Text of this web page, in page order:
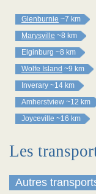
Glenburnie ~7 km
Marysville ~8 km
Elginburg ~8 km
Wolfe Island ~9 km
Inverary ~14 km
Amherstview ~12 km
Joyceville ~16 km
Les
Autres